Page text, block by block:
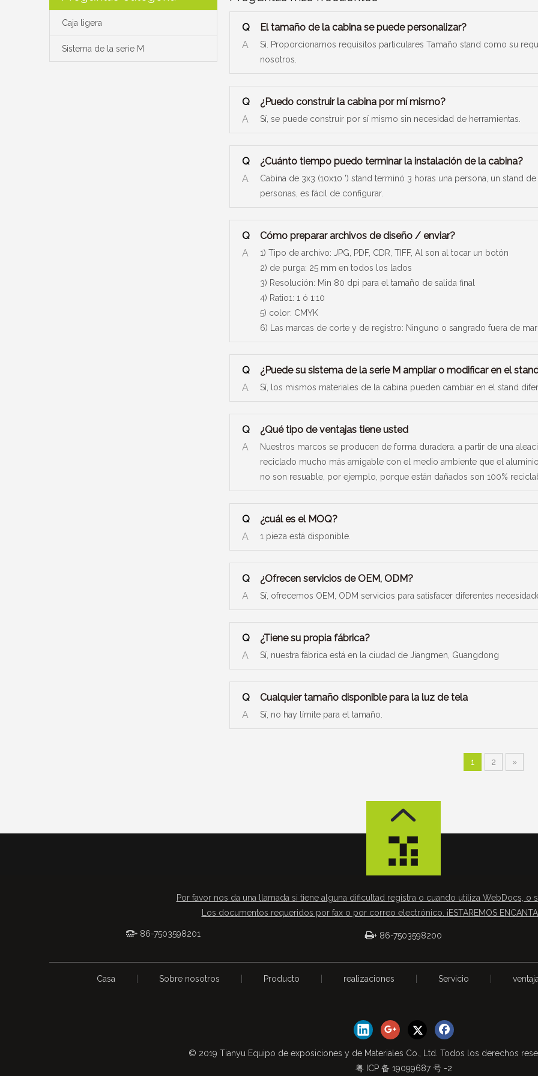
Caja ligera
Sistema de la serie M
Q
El tamaño de la cabina se puede personalizar?
A
Si. Proporcionamos requisitos particulares Tamaño stand como su
nosotros.
Q
¿Puedo construir la cabina por mí mismo?
A
Sí, se puede construir por sí mismo sin necesidad de herramientas.
Q
¿Cuánto tiempo puedo terminar la instalación de la cabina?
A
Cabina de 3x3 (10x10 ') stand terminó 3 horas una persona, un stand
personas, es fácil de configurar.
Q
Cómo preparar archivos de diseño / enviar?
A
1) Tipo de archivo: JPG, PDF, CDR, TIFF, Al son al tocar un botón
2) de purga: 25 mm en todos los lados
3) Resolución: Min 80 dpi para el tamaño de salida final
4) Ratio1: 1 ó 1:10
5) color: CMYK
6) Las marcas de corte y de registro: Ninguno o sangrado fuera de
Q
¿Puede su sistema de la serie M ampliar o modificar en el
A
Sí, los mismos materiales de la cabina pueden cambiar en el stand
Q
¿Qué tipo de ventajas tiene usted
A
Nuestros marcos se producen de forma duradera. a partir de una
reciclado mucho más amigable con el medio ambiente que el
no son resuable, por ejemplo, porque están dañados son 100%
Q
¿cuál es el MOQ?
A
1 pieza está disponible.
Q
¿Ofrecen servicios de OEM, ODM?
A
Sí, ofrecemos OEM, ODM servicios para satisfacer diferentes
Q
¿Tiene su propia fábrica?
A
Sí, nuestra fábrica está en la ciudad de Jiangmen, Guangdong
Q
Cualquier tamaño disponible para la luz de tela
A
Sí, no hay límite para el tamaño.
1 2 »
Por favor nos da una llamada si tiene alguna dificultad registra o cuando utiliza WebDocs, o
Los documentos requeridos por fax o por correo electrónico. ¡ESTAREMOS
+ 86-7503598201 + 86-7503598200
Casa Sobre nosotros Producto realizaciones Servicio
© 2019 Tianyu Equipo de exposiciones y de Materiales Co., Ltd. Todos los derechos
粤 ICP 备 19099687 号 -2